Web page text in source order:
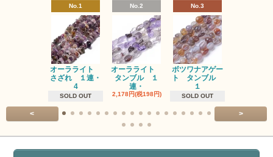
No.1
オーラライト
さざれ １連・
4
SOLD OUT
No.2
オーラライト
タンブル １
連・
2,178円(税198円)
No.3
ボツワナアゲー
ト タンブル
１
SOLD OUT
< >